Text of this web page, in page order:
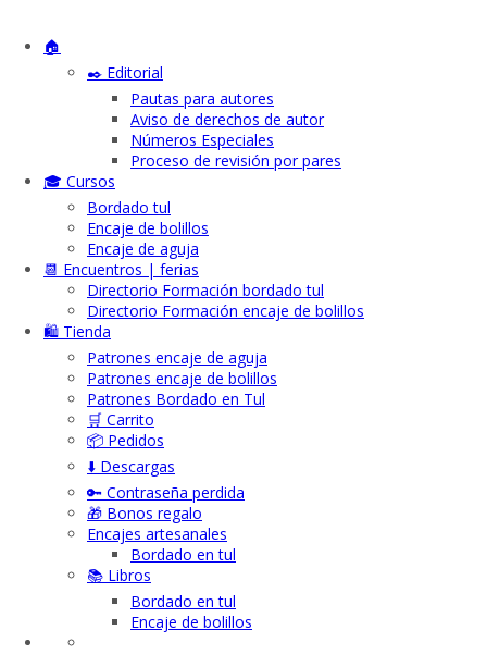
🏠
✒️ Editorial
Pautas para autores
Aviso de derechos de autor
Números Especiales
Proceso de revisión por pares
🎓 Cursos
Bordado tul
Encaje de bolillos
Encaje de aguja
📆 Encuentros | ferias
Directorio Formación bordado tul
Directorio Formación encaje de bolillos
🛍️ Tienda
Patrones encaje de aguja
Patrones encaje de bolillos
Patrones Bordado en Tul
🛒 Carrito
📦 Pedidos
⬇️ Descargas
🔑 Contraseña perdida
🎁 Bonos regalo
Encajes artesanales
Bordado en tul
📚 Libros
Bordado en tul
Encaje de bolillos